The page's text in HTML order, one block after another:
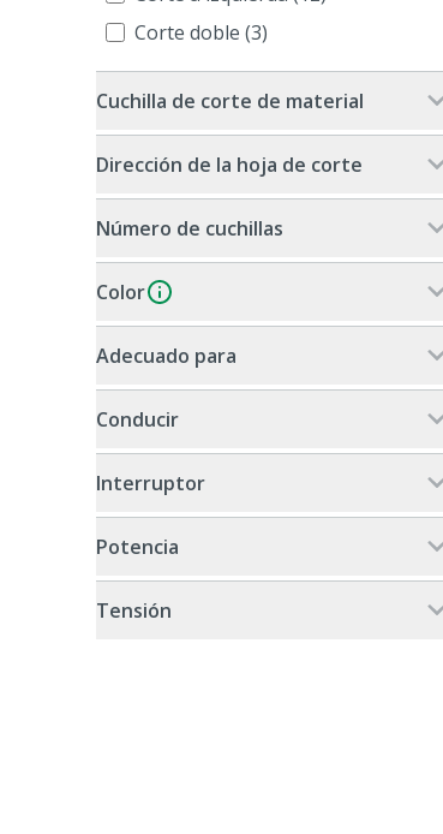
Corte doble (3)
Cuchilla de corte de material
Dirección de la hoja de corte
Número de cuchillas
Color
Adecuado para
Conducir
Interruptor
Potencia
Tensión